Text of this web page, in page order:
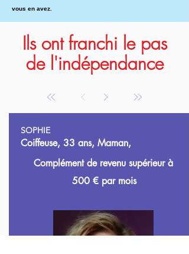
vous en avez.
Ils ont franchi le pas
de l'indépendance
SOPHIE
Coiffeuse, 33 ans, Maman,
Complément de revenu supérieur à
500 € par mois